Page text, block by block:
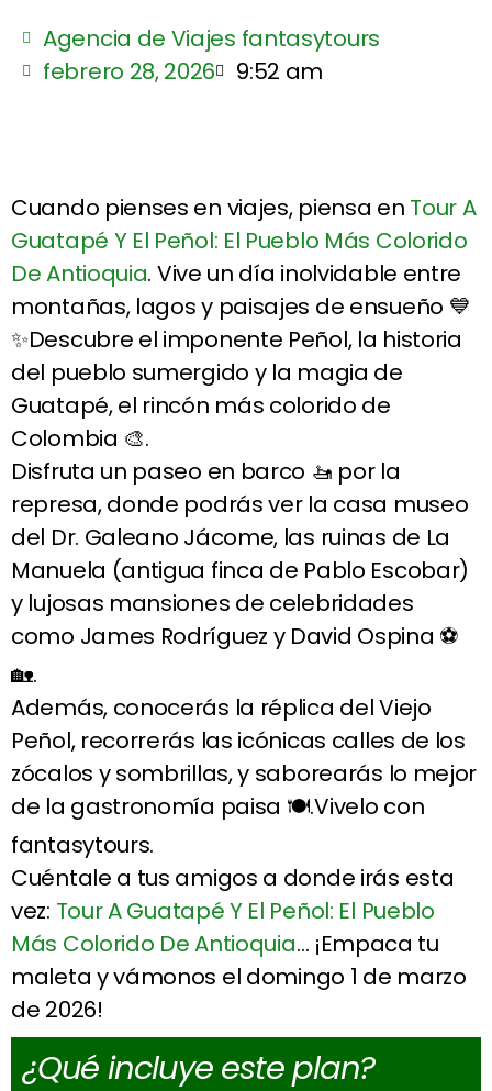
Agencia de Viajes fantasytours
febrero 28, 2026
9:52 am
Cuando pienses en viajes, piensa en Tour A
Guatapé Y El Peñol: El Pueblo Más Colorido
De Antioquia. Vive un día inolvidable entre
montañas, lagos y paisajes de ensueño 💙
✨Descubre el imponente Peñol, la historia
del pueblo sumergido y la magia de
Guatapé, el rincón más colorido de
Colombia 🎨.
Disfruta un paseo en barco 🚤 por la
represa, donde podrás ver la casa museo
del Dr. Galeano Jácome, las ruinas de La
Manuela (antigua finca de Pablo Escobar)
y lujosas mansiones de celebridades
como James Rodríguez y David Ospina ⚽
🏡.
Además, conocerás la réplica del Viejo
Peñol, recorrerás las icónicas calles de los
zócalos y sombrillas, y saborearás lo mejor
de la gastronomía paisa 🍽️.Vivelo con
fantasytours.
Cuéntale a tus amigos a donde irás esta
vez: Tour A Guatapé Y El Peñol: El Pueblo
Más Colorido De Antioquia… ¡Empaca tu
maleta y vámonos el domingo 1 de marzo
de 2026!
¿Qué incluye este plan?